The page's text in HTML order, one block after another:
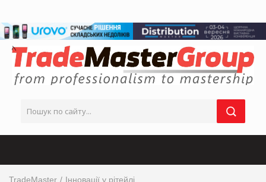
TradeMaster
Інновації у рітейлі